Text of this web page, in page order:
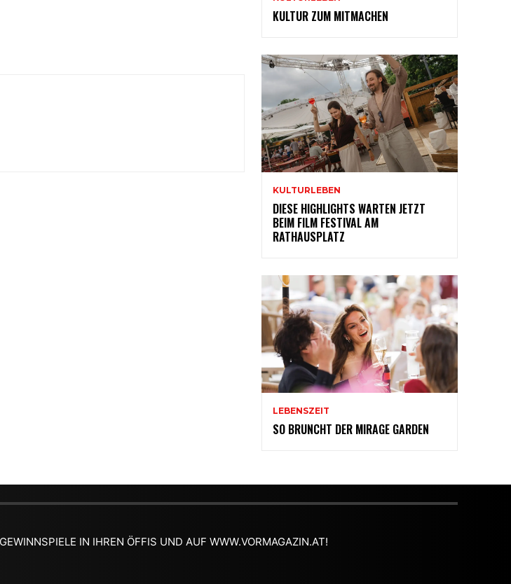
KULTUR ZUM MITMACHEN
KULTURLEBEN
DIESE HIGHLIGHTS WARTEN JETZT
BEIM FILM FESTIVAL AM
RATHAUSPLATZ
LEBENSZEIT
SO BRUNCHT DER MIRAGE GARDEN
IN IHREN ÖFFIS UND AUF WWW.VORMAGAZIN.AT!